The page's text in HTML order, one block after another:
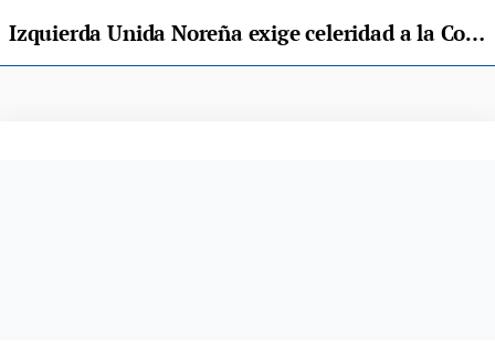
Izquierda Unida Noreña exige celeridad a la Consejería en la reparación de las calderas del IES Los Riegos